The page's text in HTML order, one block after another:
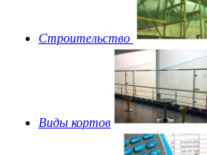
Строительство
Виды кортов